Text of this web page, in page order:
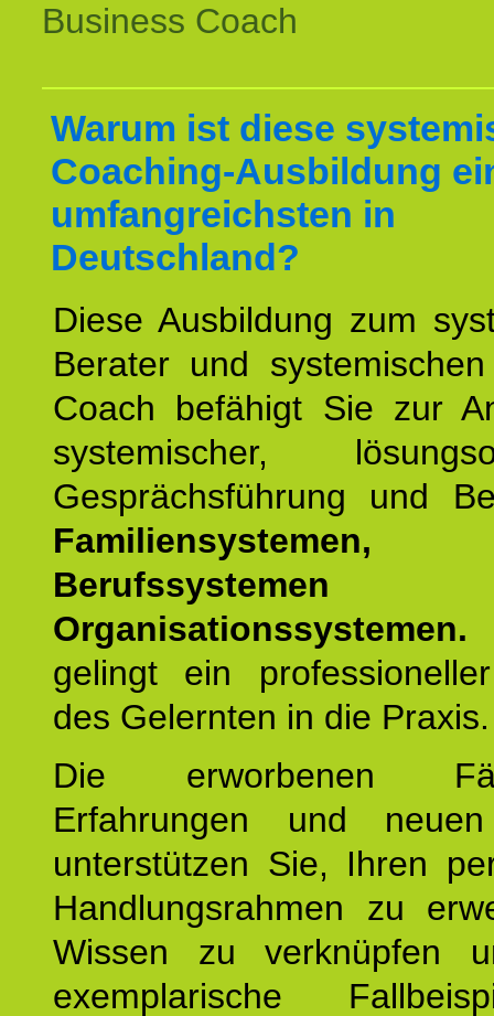
Business Coach
Warum ist diese
Coaching-Ausbildung
umfangreichsten in
Deutschland?
Diese Ausbildung zum
Berater und
Coach befähigt Sie zur
systemischer,
Gesprächsführung und
Familiensystemen,
Organisationssystemen.
gelingt ein
des Gelernten in die Praxis.
Die erworbenen
Erfahrungen und
unterstützen Sie, Ihren
Handlungsrahmen zu
Wissen zu verknüpfen
exemplarische